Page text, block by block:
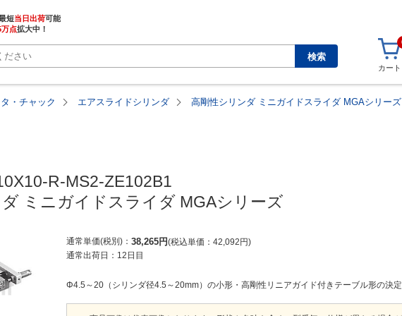
短当日出荷
万点拡大中！
検索
カート
・チャック エアスライドシリンダ 高剛性シリンダ ミニガイドスライダ MGAシリーズ
R-MS2-ZE102B1
ミニガイドスライダ MGAシリーズ
通常単価(税別) 38,265円 税込単価 42,092円
通常出荷日： 12日目
Φ4.5～20（シリンダ径4.5～20mm）の小形・高剛性リニアガイド付きテーブル形の決